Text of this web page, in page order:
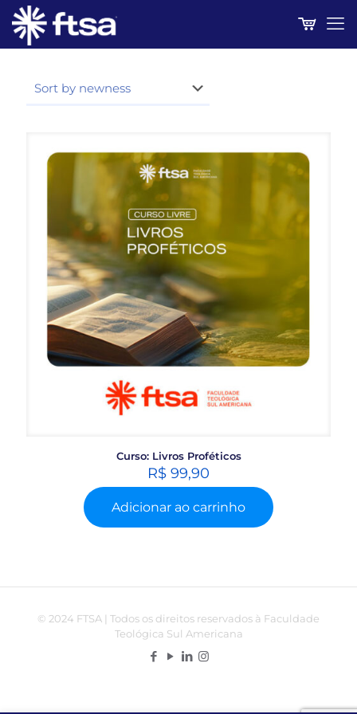
Curso: Livros Proféticos
R$ 99,90
Adicionar ao carrinho
© 2024 FTSA | Todos os direitos reservados à Faculdade
Teológica Sul Americana